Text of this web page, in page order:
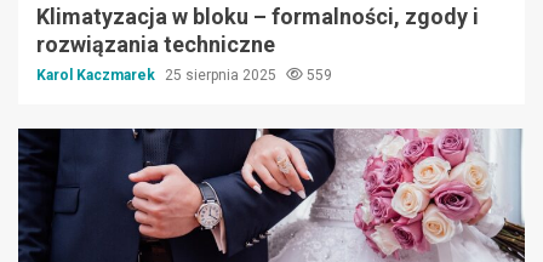
Klimatyzacja w bloku – formalności, zgody i
rozwiązania techniczne
Karol Kaczmarek 25 sierpnia 2025 559